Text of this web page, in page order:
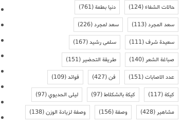
حالات الشفاء(124) دنيا بطمة(761)
سعد المجرد(113) سعد لمجرد(226)
سعيدة شرف(111) سلمى رشيد(167)
صباغة الشعر(140) طريقة التحضير(151)
عدد الاصابات(151) فن(427) فوائد(109)
كيكة(117) كيكة بالشكلاط(97) ليلى الحديوي(97)
مشاهير(428) وصفة(156) وصفة لزيادة الوزن(138)